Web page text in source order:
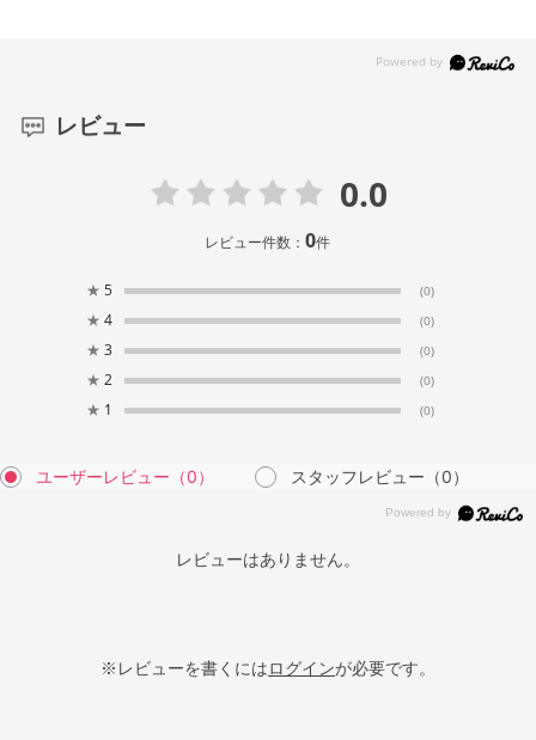
レビュー
0.0
レビュー件数：0件
★ 5 (0)
★ 4 (0)
★ 3 (0)
★ 2 (0)
★ 1 (0)
ユーザーレビュー （0） スタッフレビュー （0）
レビューはありません。
※レビューを書くにはログインが必要です。